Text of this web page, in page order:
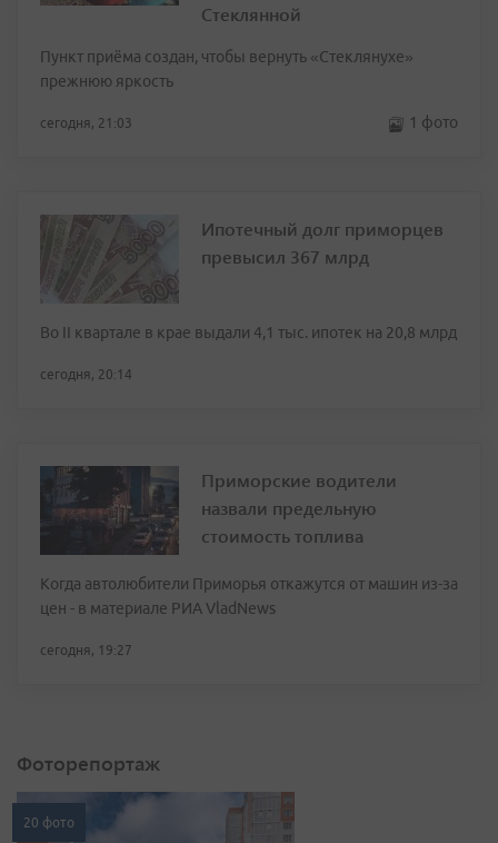
Стеклянной
Пункт приёма создан, чтобы вернуть «Стеклянухе»
прежнюю яркость
сегодня, 21:03 1 фото
Ипотечный долг приморцев
превысил 367 млрд
Во II квартале в крае выдали 4,1 тыс. ипотек на 20,8 млрд
сегодня, 20:14
Приморские водители
назвали предельную
стоимость топлива
Когда автолюбители Приморья откажутся от машин из-за
цен - в материале РИА VladNews
сегодня, 19:27
Фоторепортаж
20 фото